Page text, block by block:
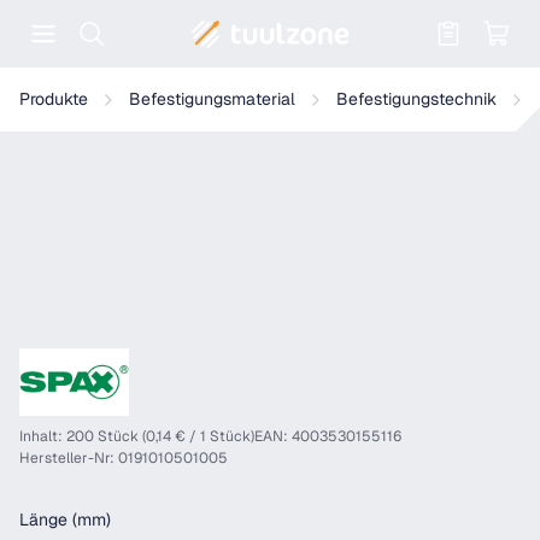
Produkte Befestigungsmaterial Befestigungstechnik
SPAX Senkmultikopf T-Star Plus T20 Teilgewinde WIROX, 200
Inhalt: 200 Stück (0,14 € / 1 Stück)EAN: 4003530155116
Hersteller-Nr: 0191010501005
Länge (mm)auswählen